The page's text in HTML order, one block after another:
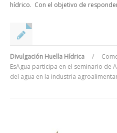
hídrico. Con el objetivo de
Divulgación Huella Hídrica /
EsAgua participa en el seminario de
del agua en la industria